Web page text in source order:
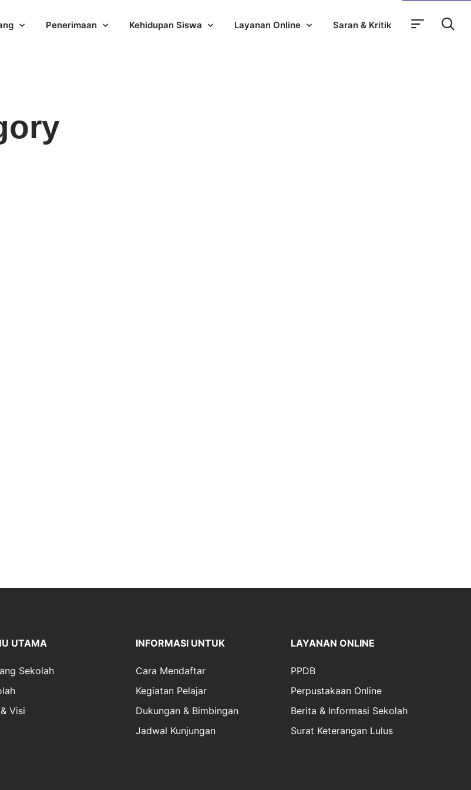
Penerimaan Kehidupan Siswa Layanan Online Saran & Kritik
UTAMA
Sekolah
Visi
INFORMASI UNTUK
Cara Mendaftar
Kegiatan Pelajar
Dukungan & Bimbingan
Jadwal Kunjungan
LAYANAN ONLINE
PPDB
Perpustakaan Online
Berita & Informasi Sekolah
Surat Keterangan Lulus